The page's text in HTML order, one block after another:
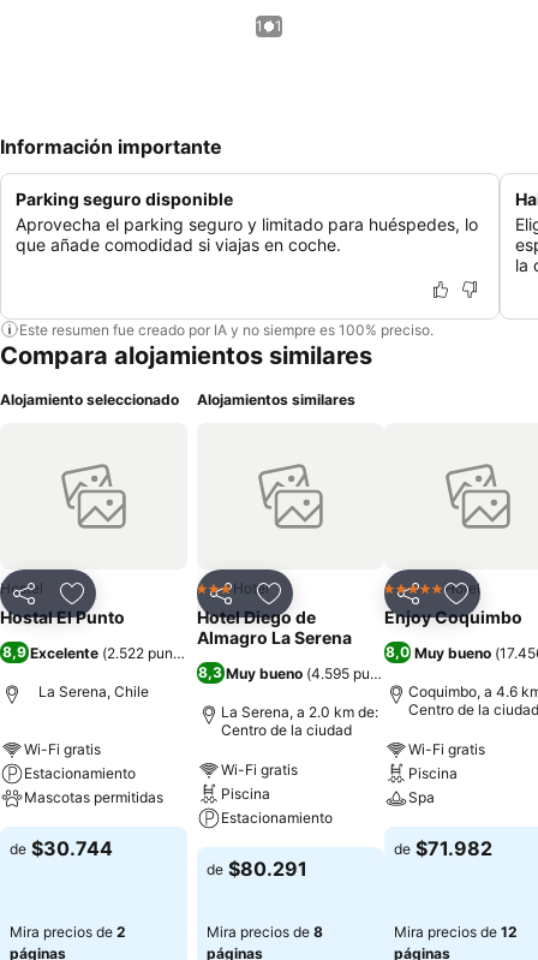
1 / 1
Información importante
Parking seguro disponible
Aprovecha el parking seguro y limitado para huéspedes, lo
que añade comodidad si viajas en coche.
la
Este resumen fue creado por IA y no siempre es 100% preciso.
Compara alojamientos similares
Alojamiento seleccionado
CompartirAgregar a favoritos
Hostel
Hostal El Punto
8,9 Excelente (2.522 puntuaciones )
La Serena, Chile
Wi-Fi gratis
Estacionamiento
Mascotas permitidas
de $30.744
Mira precios de 2
páginas
Alojamientos similares
CompartirAgregar a favoritos
3 Estrellas
Hotel
Hotel Diego de
Almagro La Serena
8,3 Muy bueno (4.595 puntuaciones
La Serena, a 2.0 km de:
Centro de la ciudad
Wi-Fi gratis
Piscina
Estacionamiento
de $80.291
Mira precios de 8
páginas
CompartirAgregar
5 EstrellasHotel
Enjoy Coquimbo
8,0 Muy bueno (
Coquimbo, a 4.6
Centro de la ciudad
Wi-Fi gratis
Piscina
Spa
de $71.982
Mira precios de 12
páginas